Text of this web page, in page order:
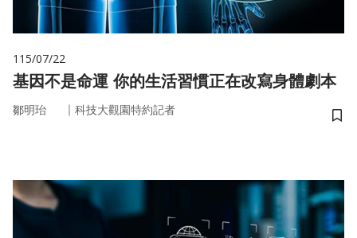
115/07/22
基因不是命運 你的生活習慣正在改寫身體劇本
鄒明珆 ｜ 科技大觀園特約記者
儲